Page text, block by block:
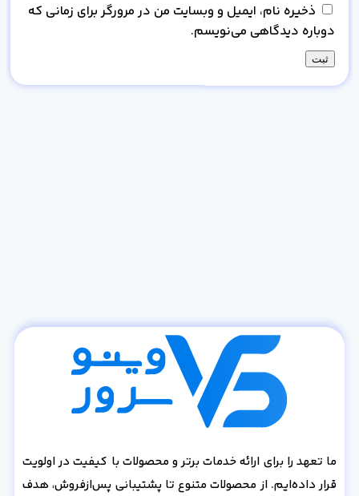
ذخیره نام، ایمیل و وبسایت من در مرورگر برای زمانی که
دوباره دیدگاهی می‌نویسم.
ما تعهد را برای ارائه خدمات برتر و محصولات با کیفیت در اولویت
قرار داده‌ایم. از محصولات متنوع تا پشتیبانی پس‌از‌فروش، هدف